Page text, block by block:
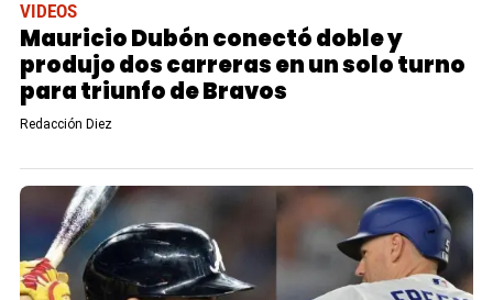
VIDEOS
Mauricio Dubón conectó doble y
produjo dos carreras en un solo turno
para triunfo de Bravos
Redacción Diez